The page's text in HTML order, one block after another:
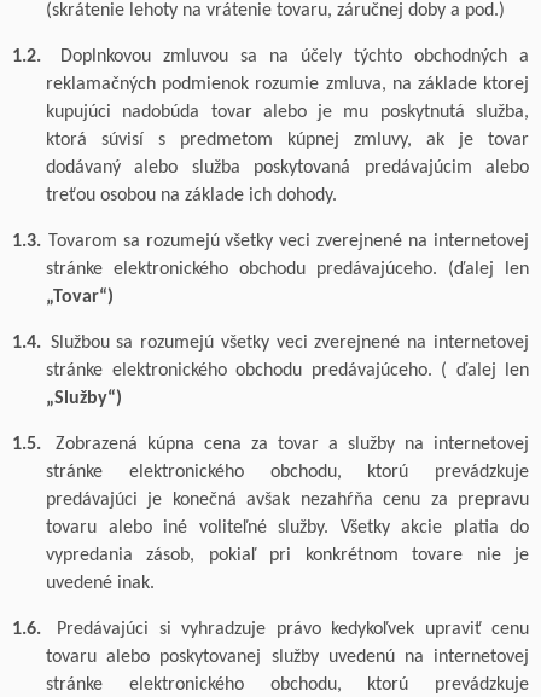
(skrátenie lehoty na vrátenie tovaru, záručnej doby a pod.)
1.2.
Doplnkovou zmluvou sa na účely týchto obchodných a
reklamačných podmienok rozumie zmluva, na základe ktorej
kupujúci nadobúda tovar alebo je mu poskytnutá služba,
ktorá súvisí s predmetom kúpnej zmluvy, ak je tovar
dodávaný alebo služba poskytovaná predávajúcim alebo
treťou osobou na základe ich dohody.
1.3. Tovarom sa rozumejú všetky veci zverejnené na internetovej
stránke elektronického obchodu predávajúceho. (ďalej len
„Tovar“)
1.4. Službou sa rozumejú všetky veci zverejnené na internetovej
stránke elektronického obchodu predávajúceho. ( ďalej len
„Služby“)
1.5. Zobrazená kúpna cena za tovar a služby na internetovej
stránke elektronického obchodu, ktorú prevádzkuje
predávajúci je konečnáavšak nezahŕňa cenu za prepravu
tovaru alebo iné voliteľné služby. Všetky akcie platia do
vypredania zásob, pokiaľ pri konkrétnom tovare nie je
uvedené inak.
1.6.
Predávajúci si vyhradzuje právo kedykoľvek upraviť cenu
tovaru alebo poskytovanej službyuvedenú na internetovej
stránke elektronického obchodu, ktorú prevádzkuje